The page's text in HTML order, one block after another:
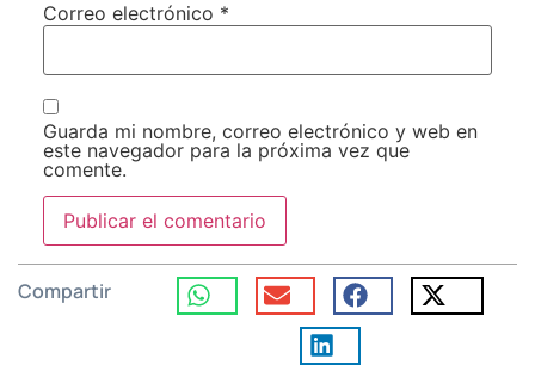
Correo electrónico *
Guarda mi nombre, correo electrónico y web en
este navegador para la próxima vez que
comente.
Compartir